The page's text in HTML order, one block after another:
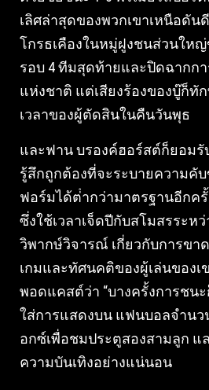
เลิศล่าสุดของพวกเขาเหนือดัน
โกรธเคืองในหมู่ฝูงชนส่วนให
รอบ 4 ทีมสุดท้ายและปิดฉากก
แห่งชาติ แต่เสียงร้องของบู๊ก็ทั
เวลาของผู้ตัดสินในคืนวันพุธ
และฟาน บรองค์ฮอร์สต์ก็ยอม
รู้สึกถูกต้องที่จะระบายความคั
ฟอร์มได้ต่ํากว่ามาตรฐานอีกค
ซึ่งใช้เวลาเจ็ดปีกับสโมสรระหว่
วิพากษ์วิจารณ์ เกี่ยวกับการขา
เกมและทัศนคติของผู้เล่นของเ
พอดแคสต์ว่า “บางครั้งการชน
ใส่การแสดงบน แฟนบอลจําน
อกซ์เพื่อชมประตูสองสามลูก แ
ความบันเทิงอย่างแน่นอน